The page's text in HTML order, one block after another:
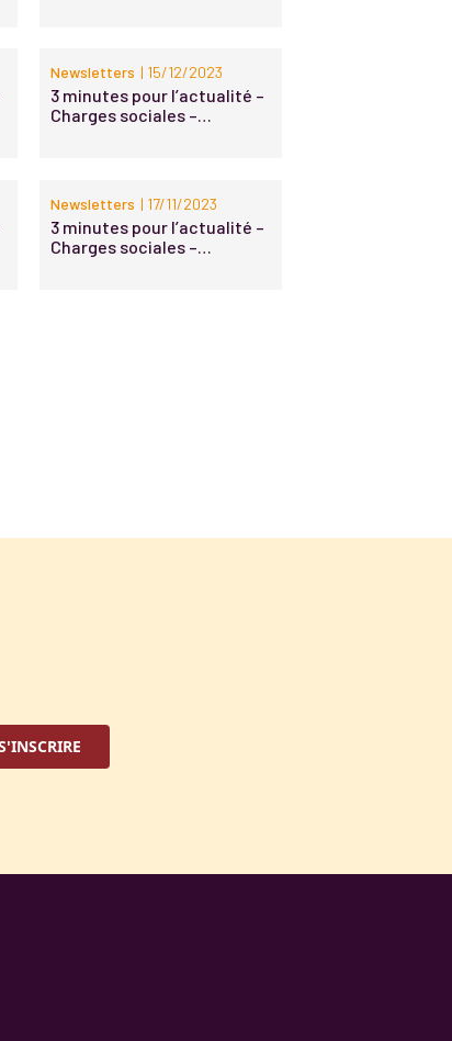
Newsletters | 15/12/2023
3 minutes pour l’actualité –
Charges sociales –
Newsletters | 17/11/2023
3 minutes pour l’actualité –
Charges sociales –